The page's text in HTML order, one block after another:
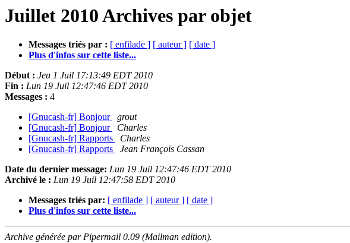
Juillet 2010 Archives par objet
Messages triés par : [ enfilade ] [ auteur ] [ date ]
Plus d'infos sur cette liste...
Début : Jeu 1 Juil 17:13:49 EDT 2010
Fin : Lun 19 Juil 12:47:46 EDT 2010
Messages : 4
[Gnucash-fr] Bonjour
grout
[Gnucash-fr] Bonjour
Charles
[Gnucash-fr] Rapports
Charles
[Gnucash-fr] Rapports
Jean François Cassan
Date du dernier message: Lun 19 Juil 12:47:46 EDT 2010
Archivé le : Lun 19 Juil 12:47:58 EDT 2010
Messages triés par: [ enfilade ] [ auteur ] [ date ]
Plus d'infos sur cette liste...
Archive générée par Pipermail 0.09 (Mailman edition).